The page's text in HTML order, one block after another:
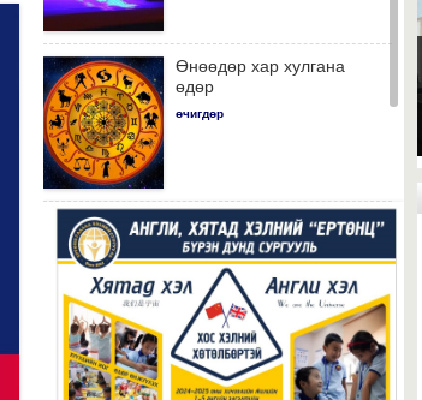
Өнөөдөр хар хулгана
өдөр
өчигдөр